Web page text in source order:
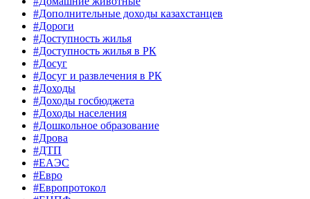
#Дополнительные доходы казахстанцев
#Дороги
#Доступность жилья
#Доступность жилья в РК
#Досуг
#Досуг и развлечения в РК
#Доходы
#Доходы госбюджета
#Доходы населения
#Дошкольное образование
#Дрова
#ДТП
#ЕАЭС
#Евро
#Европротокол